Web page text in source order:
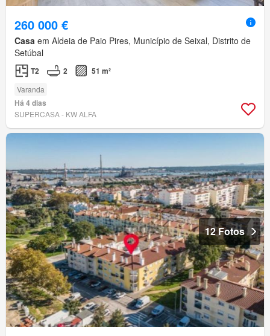
260 000 €
Casa em Aldeia de Paio Pires, Município de Seixal, Distrito de
Setúbal
T2 2 51 m²
Varanda
Há 4 dias
SUPERCASA - KW ALFA
12 Fotos